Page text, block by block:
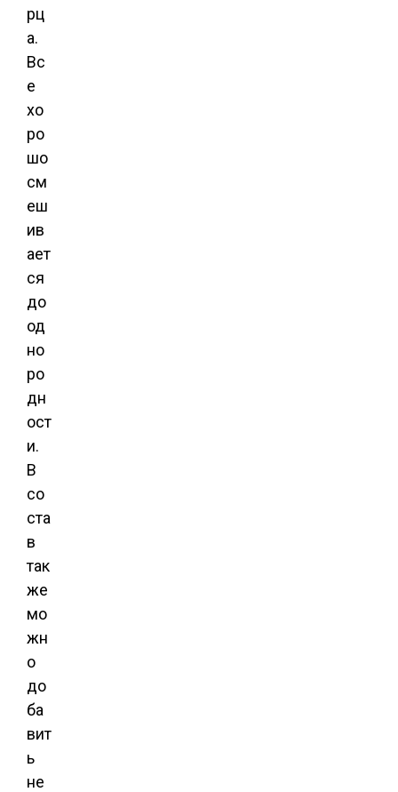
рц
а.
Вс
е
хо
ро
шо
см
еш
ив
ает
ся
до
од
но
ро
дн
ост
и.
В
со
ста
в
так
же
мо
жн
о
до
ба
вит
ь
не